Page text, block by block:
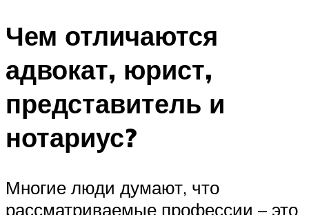
Чем отличаются
адвокат, юрист,
представитель и
нотариус?
Многие люди думают, что
рассматриваемые профессии – это